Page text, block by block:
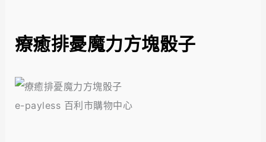
療癒排憂魔力方塊骰子
e-payless 百利市購物中心